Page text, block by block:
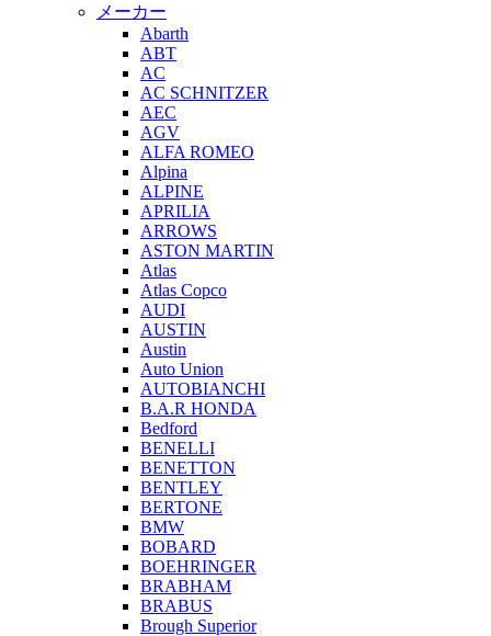
メーカー
Abarth
ABT
AC
AC SCHNITZER
AEC
AGV
ALFA ROMEO
Alpina
ALPINE
APRILIA
ARROWS
ASTON MARTIN
Atlas
Atlas Copco
AUDI
AUSTIN
Austin
Auto Union
AUTOBIANCHI
B.A.R HONDA
Bedford
BENELLI
BENETTON
BENTLEY
BERTONE
BMW
BOBARD
BOEHRINGER
BRABHAM
BRABUS
Brough Superior